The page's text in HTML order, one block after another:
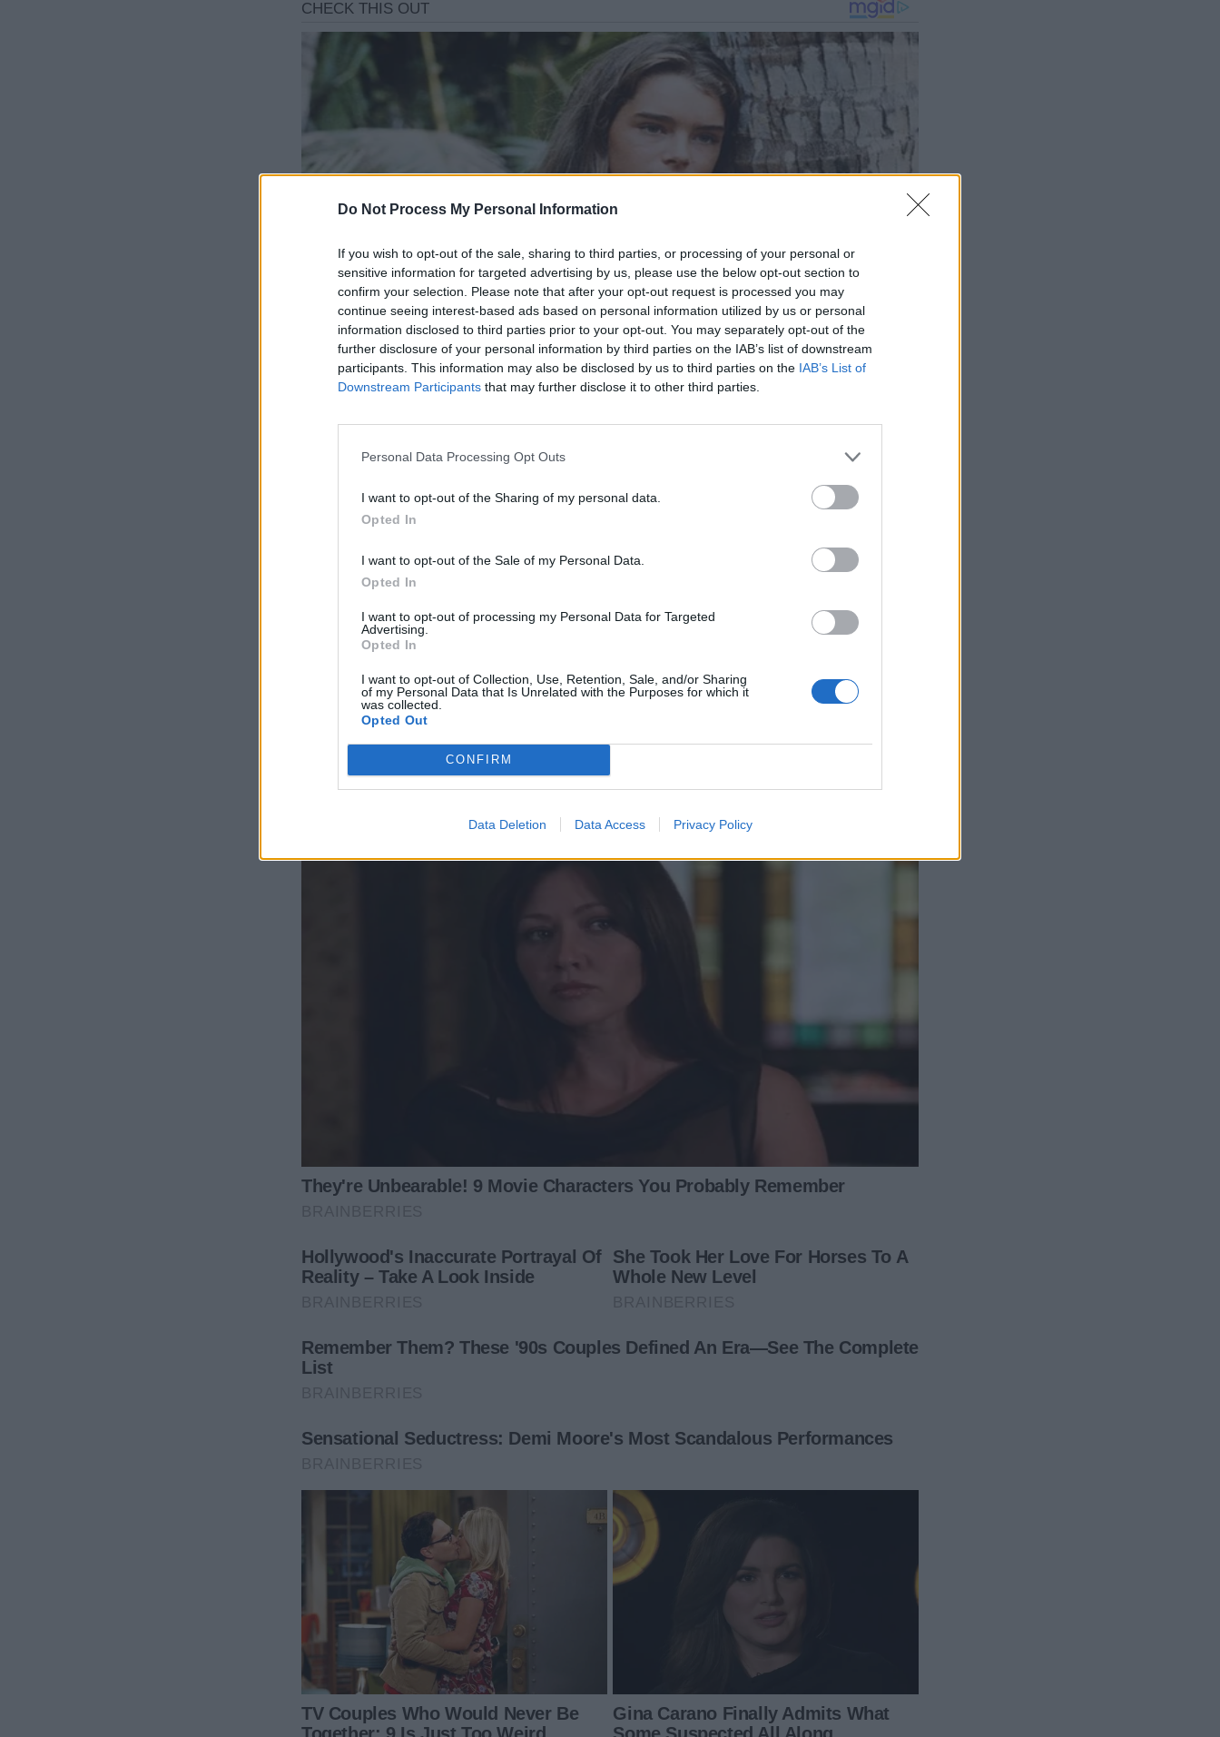
Do Not Process My Personal Information
If you wish to opt-out of the sale, sharing to third parties, or processing of your personal or
sensitive information for targeted advertising by us, please use the below opt-out section to
confirm your selection. Please note that after your opt-out request is processed you may
continue seeing interest-based ads based on personal information utilized by us or personal
information disclosed to third parties prior to your opt-out. You may separately opt-out of the
further disclosure of your personal information by third parties on the IAB’s list of downstream
participants. This information may also be disclosed by us to third parties on the IAB’s List of
Downstream Participants that may further disclose it to other third parties.
Personal Data Processing Opt Outs
I want to opt-out of the Sharing of my personal data.
Opted In
I want to opt-out of the Sale of my Personal Data.
Opted In
I want to opt-out of processing my Personal Data for Targeted
Advertising.
Opted In
I want to opt-out of Collection, Use, Retention, Sale, and/or Sharing
of my Personal Data that Is Unrelated with the Purposes for which it
was collected.
Opted Out
CONFIRM
Data Deletion Data Access Privacy Policy